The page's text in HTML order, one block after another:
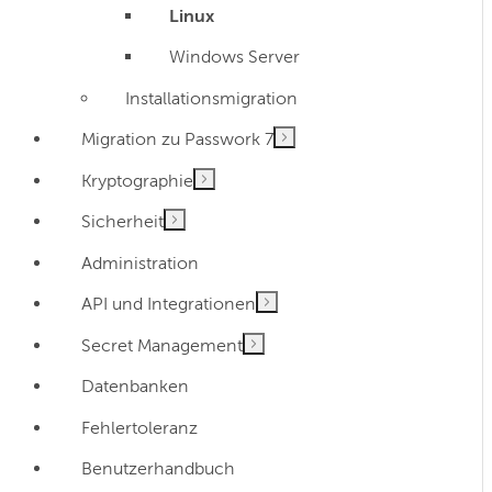
Linux
Windows Server
Installationsmigration
Migration zu Passwork 7
Kryptographie
Sicherheit
Administration
API und Integrationen
Secret Management
Datenbanken
Fehlertoleranz
Benutzerhandbuch